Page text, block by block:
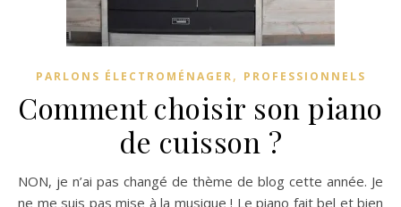
PARLONS ÉLECTROMÉNAGER, PROFESSIONNELS
Comment choisir son piano
de cuisson ?
NON, je n’ai pas changé de thème de blog cette année. Je
ne me suis pas mise à la musique ! Le piano fait bel et bien